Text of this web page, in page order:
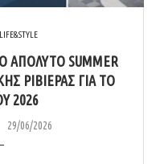
LIFE&STYLE
ΑΠΌΛΥΤΟ SUMMER
ΡΙΒΙΈΡΑΣ ΓΙΑ ΤΟ
2026
29/06/2026